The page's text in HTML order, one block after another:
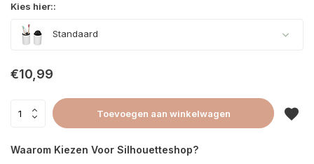
Kies hier::
Standaard
€10,99
Toevoegen aan winkelwagen
Waarom Kiezen Voor Silhouetteshop?